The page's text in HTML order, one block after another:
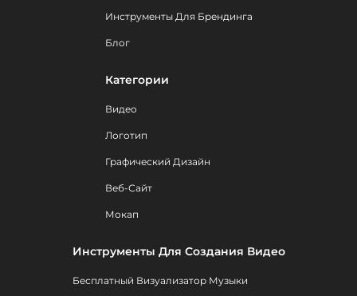
Инструменты Для Брендинга
Блог
Категории
Видео
Логотип
Графический Дизайн
Веб-Сайт
Мокап
Инструменты Для Создания Видео
Бесплатный Визуализатор Музыки